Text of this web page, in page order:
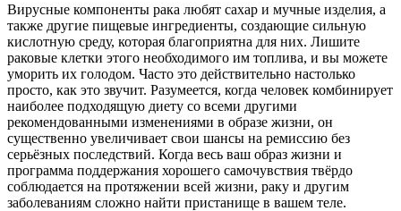
Вирусные компоненты рака любят сахар и мучные изделия, а
также другие пищевые ингредиенты, создающие сильную
кислотную среду, которая благоприятна для них. Лишите
раковые клетки этого необходимого им топлива, и вы можете
уморить их голодом. Часто это действительно настолько
просто, как это звучит. Разумеется, когда человек комбинирует
наиболее подходящую диету со всеми другими
рекомендованными изменениями в образе жизни, он
существенно увеличивает свои шансы на ремиссию без
серьёзных последствий. Когда весь ваш образ жизни и
программа поддержания хорошего самочувствия твёрдо
соблюдается на протяжении всей жизни, раку и другим
заболеваниям сложно найти пристанище в вашем теле.